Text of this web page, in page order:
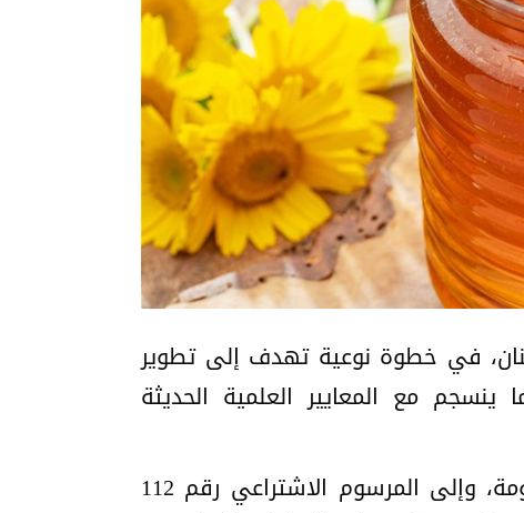
في خطوة نوعية تهدف إلى تطوير
ينسجم مع المعايير العلمية الحديثة
ويأتي القرار استناداً إلى المرسوم رقم 53 تاريخ 8 شباط 2025 المتعلق بتشكيل الحكومة، وإلى المرسوم الاشتراعي رقم 112